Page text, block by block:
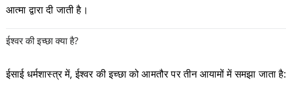
आत्मा द्वारा दी जाती है।
ईश्वर की इच्छा क्या है?
ईसाई धर्मशास्त्र में, ईश्वर की इच्छा को आमतौर पर तीन आयामों में समझा जाता है: